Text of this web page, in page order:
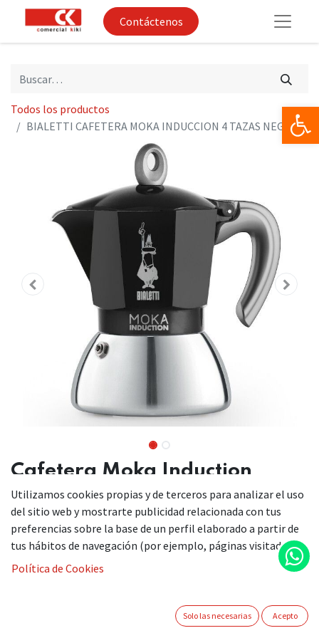
Contáctenos
Todos los productos
BIALETTI CAFETERA MOKA INDUCCION 4 TAZAS NEGRA
Cafetera Moka Induction
negra
La cafetera de inducción Moka Induction de Bialetti es la
primera Moka para placas de inducción.
continua de nuevos materiales, adecuados a los cambios y a
las evoluciones de los gustos y hábitos en las cocinas de los
Utilizamos cookies propias y de terceros para analizar el uso
del sitio web y mostrarte publicidad relacionada con tus
preferencias sobre la base de un perfil elaborado a partir de
tus hábitos de navegación (por ejemplo, páginas visitadas).
Política de Cookies
Solo las necesarias Acepto